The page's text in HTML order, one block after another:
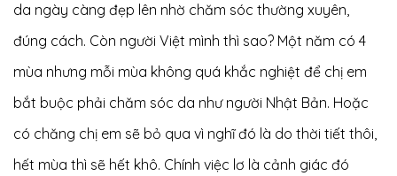
da ngày càng đẹp lên nhờ chăm sóc thường xuyên,
đúng cách. Còn người Việt mình thì sao? Một năm có 4
mùa nhưng mỗi mùa không quá khắc nghiệt để chị em
bắt buộc phải chăm sóc da như người Nhật Bản. Hoặc
có chăng chị em sẽ bỏ qua vì nghĩ đó là do thời tiết thôi,
hết mùa thì sẽ hết khô. Chính việc lơ là cảnh giác đó